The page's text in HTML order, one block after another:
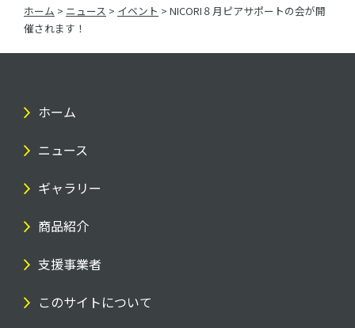
ホーム > ニュース > イベント > NICORI８月ピアサポートの会が開
催されます！
ホーム
ニュース
ギャラリー
商品紹介
支援事業者
このサイトについて